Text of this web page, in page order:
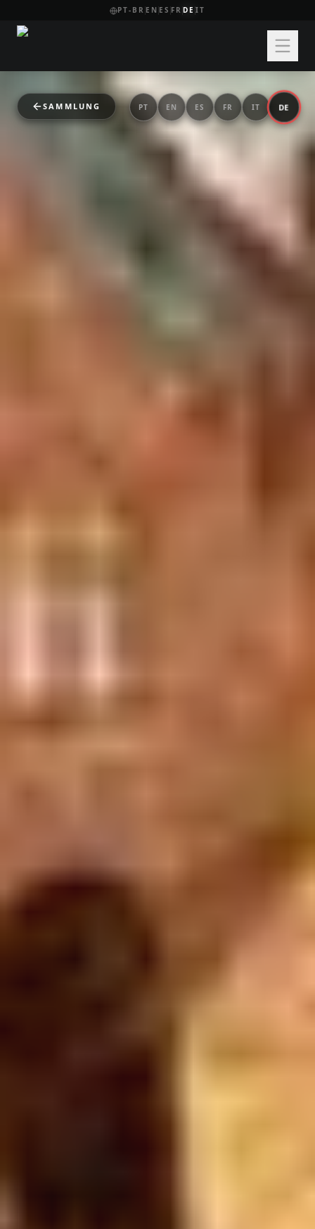
PT-BR EN ES FR DE IT
SAMMLUNG PT EN ES FR IT DE